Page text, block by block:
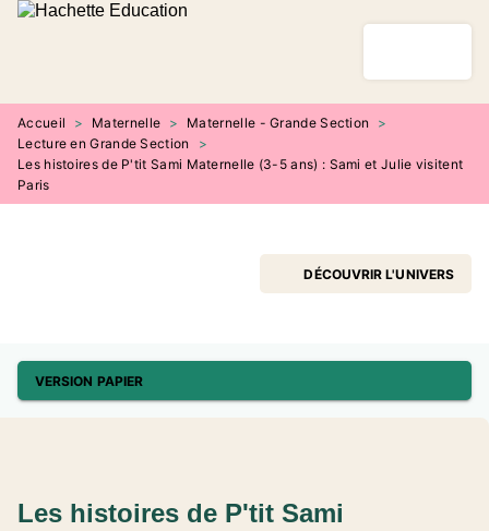
Accueil > Maternelle > Maternelle - Grande Section
>
Lecture en Grande Section
>
Les histoires de P'tit Sami Maternelle (3-5 ans) : Sami et Julie visitent
Paris
DÉCOUVRIR L'UNIVERS
VERSION PAPIER
Les histoires de P'tit Sami